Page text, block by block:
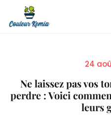
content
24
Ne laissez pas vos
perdre : Voici
leurs